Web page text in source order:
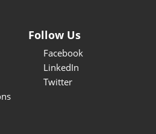
Follow Us
Facebook
LinkedIn
Twitter